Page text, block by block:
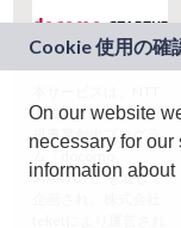
ドコモグループの新
規事業創出プログラ
ム「docomo
STARTUP」を通じて
On our website
necessary for
information